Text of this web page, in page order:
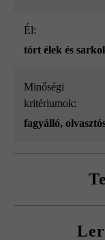
él:
tört élek és
Minőségi
kritériumok:
fagyálló,
Rendelési